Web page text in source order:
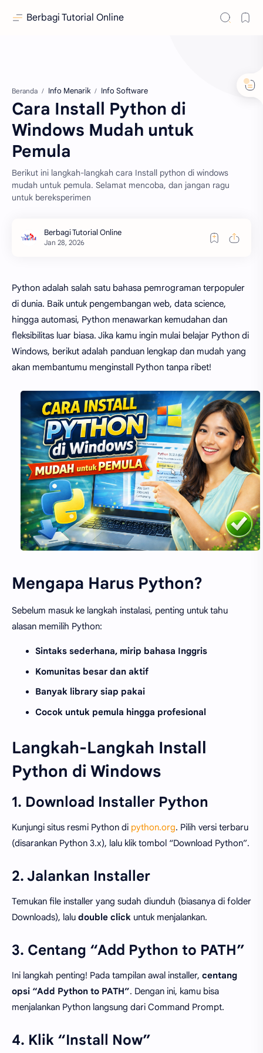
Berbagi Tutorial Online
Beranda Info Menarik Info Software
Cara Install Python di
Windows Mudah untuk
Pemula
Berikut ini langkah-langkah cara Install python di windows
mudah untuk pemula. Selamat mencoba, dan jangan ragu
untuk bereksperimen
Python adalah salah satu bahasa pemrograman terpopuler
di dunia. Baik untuk pengembangan web, data science,
hingga automasi, Python menawarkan kemudahan dan
fleksibilitas luar biasa. Jika kamu ingin mulai belajar Python di
Windows, berikut adalah panduan lengkap dan mudah yang
akan membantumu menginstall Python tanpa ribet!
Mengapa Harus Python?
Sebelum masuk ke langkah instalasi, penting untuk tahu
alasan memilih Python:
Sintaks sederhana, mirip bahasa Inggris
Komunitas besar dan aktif
Banyak library siap pakai
Cocok untuk pemula hingga profesional
Langkah-Langkah Install
Python di Windows
1. Download Installer Python
Kunjungi situs resmi Python di python.org. Pilih versi terbaru
(disarankan Python 3.x), lalu klik tombol “Download Python”.
2. Jalankan Installer
Temukan file installer yang sudah diunduh (biasanya di folder
Downloads), lalu double click untuk menjalankan.
3. Centang “Add Python to PATH”
Ini langkah penting! Pada tampilan awal installer, centang
opsi “Add Python to PATH”. Dengan ini, kamu bisa
menjalankan Python langsung dari Command Prompt.
4. Klik “Install Now”